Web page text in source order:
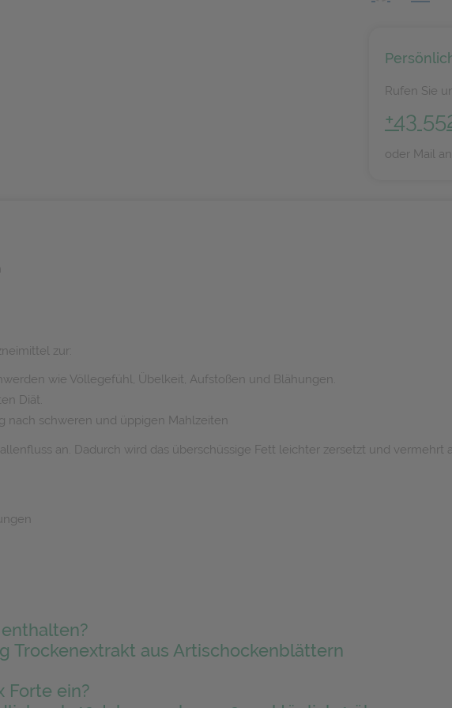
Rufen Sie
+43
oder Mail
zur:
wie Völlegefühl, Übelkeit, Aufstoßen und Blähungen.
Diät.
nach schweren und üppigen Mahlzeiten
an. Dadurch wird das überschüssige Fett leichter zersetzt und vermehrt
Trockenextrakt aus Artischockenblättern
Forte ein?